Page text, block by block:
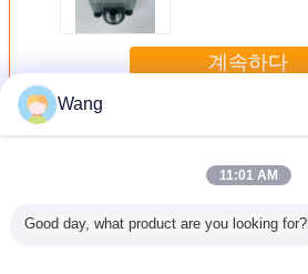
계속하다
더 많은 것
Wang
11:01 AM
Good day, what product are you looking for?